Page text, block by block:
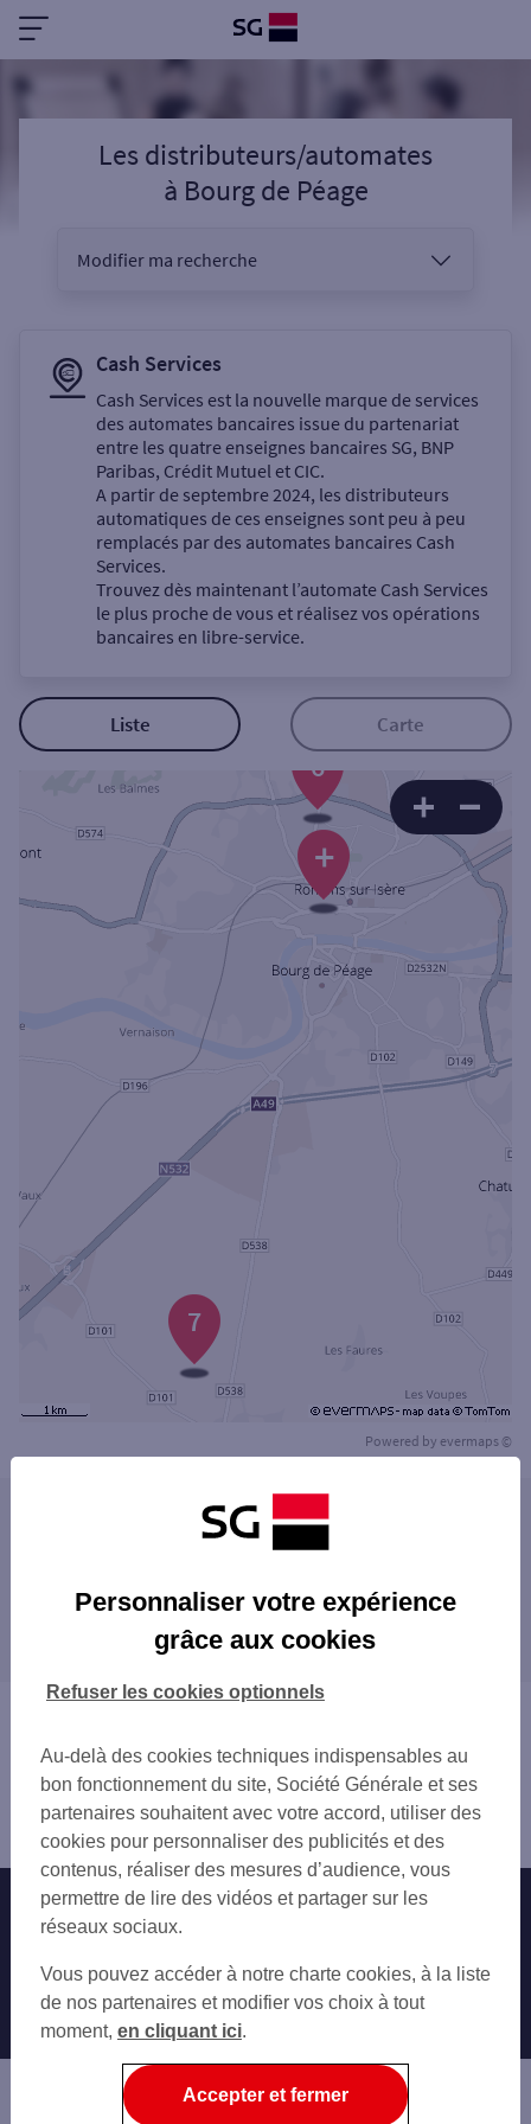
Les distributeurs/automates
à Bourg de Péage
Modifier ma recherche
Sélectionnez votre recherche
Un service
Autour de moi
Ville / Code postal
Rue
Cash Services
Cash Services est la nouvelle marque de services
des automates bancaires issue du partenariat
entre les quatre enseignes bancaires SG, BNP
Paribas, Crédit Mutuel et CIC.
A partir de septembre 2024, les distributeurs
automatiques de ces enseignes sont peu à peu
remplacés par des automates bancaires Cash
Services.
Trouvez dès maintenant l’automate Cash Services
le plus proche de vous et réalisez vos opérations
bancaires en libre-service.
Liste Carte
7
6
+
Powered by evermaps ©
Les distributeurs/automates dans les villes à
BOURG-LÈS-VALENCE
GUILHERAND-GRANGES
Les distributeurs/automates dans les
départements limitrophes
05 HAUTES-ALPES
38 ISÈRE
84 VAUCLUSE
Drôme
Nos engagements Nous contacter
Autres sites SG
Professionnels
Entreprises
Associations
Personnaliser votre expérience
grâce aux cookies
Au-delà des cookies techniques indispensables au
bon fonctionnement du site, Société Générale et ses
partenaires souhaitent avec votre accord, utiliser des
cookies pour personnaliser des publicités et des
contenus, réaliser des mesures d’audience, vous
permettre de lire des vidéos et partager sur les
réseaux sociaux.
Vous pouvez accéder à notre charte cookies, à la liste
de nos partenaires et modifier vos choix à tout
moment, en cliquant ici.
Refuser les cookies optionnels
Accepter et fermer